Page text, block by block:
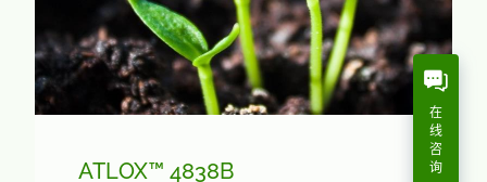
ATLOX™ 4838B
在
线
咨
询